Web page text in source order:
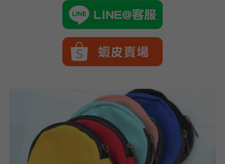
➢皮革包袋
➢網布袋
➢台灣茄芷袋
➢台灣CORDURA®尼龍布包
➢好神Q版神明公仔